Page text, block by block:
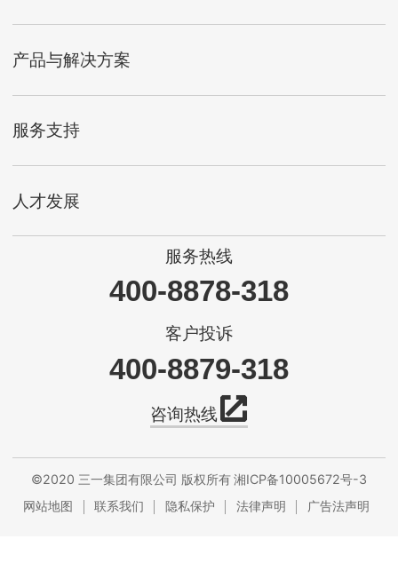
产品与解决方案
服务支持
人才发展
服务热线
400-8878-318
客户投诉
400-8879-318
咨询热线
©2020 三一集团有限公司 版权所有湘ICP备10005672号-3
网站地图
联系我们 隐私保护 法律声明 广告法声明